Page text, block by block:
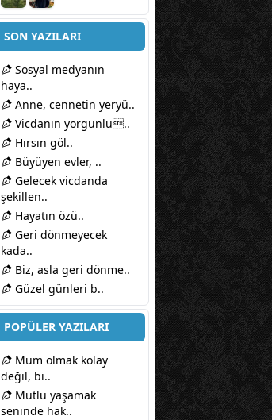
SON YAZILARI
Sosyal medyanın
haya..
Anne, cennetin yeryü..
Vicdanın yorgunlu..
Hırsın göl..
Büyüyen evler, ..
Gelecek vicdanda
şekillen..
Hayatın özü..
Geri dönmeyecek
kada..
Biz, asla geri dönme..
Güzel günleri b..
POPÜLER YAZILARI
Mum olmak kolay
değil, bi..
Mutlu yaşamak
seninde hak..